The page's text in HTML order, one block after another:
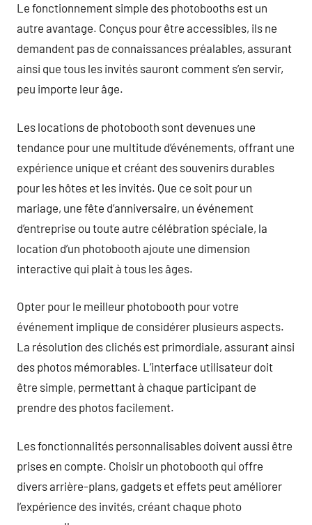
Le fonctionnement simple des photobooths est un
autre avantage. Conçus pour être accessibles, ils ne
demandent pas de connaissances préalables, assurant
ainsi que tous les invités sauront comment s’en servir,
peu importe leur âge.
Les locations de photobooth sont devenues une
tendance pour une multitude d’événements, offrant une
expérience unique et créant des souvenirs durables
pour les hôtes et les invités. Que ce soit pour un
mariage, une fête d’anniversaire, un événement
d’entreprise ou toute autre célébration spéciale, la
location d’un photobooth ajoute une dimension
interactive qui plait à tous les âges.
Opter pour le meilleur photobooth pour votre
événement implique de considérer plusieurs aspects.
La résolution des clichés est primordiale, assurant ainsi
des photos mémorables. L’interface utilisateur doit
être simple, permettant à chaque participant de
prendre des photos facilement.
Les fonctionnalités personnalisables doivent aussi être
prises en compte. Choisir un photobooth qui offre
divers arrière-plans, gadgets et effets peut améliorer
l’expérience des invités, créant chaque photo